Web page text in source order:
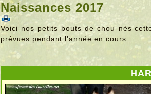
Naissances 2017
Voici nos petits bouts de chou nés
prévues pendant l'année en cours.